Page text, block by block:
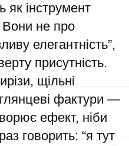
як інструмент
не про
елегантність”,
присутність.
щільні
фактури —
ефект, ніби
говорить: “я тут